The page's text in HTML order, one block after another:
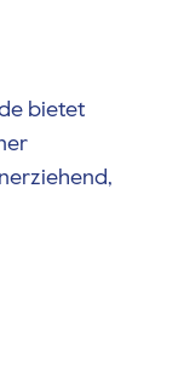
bietet